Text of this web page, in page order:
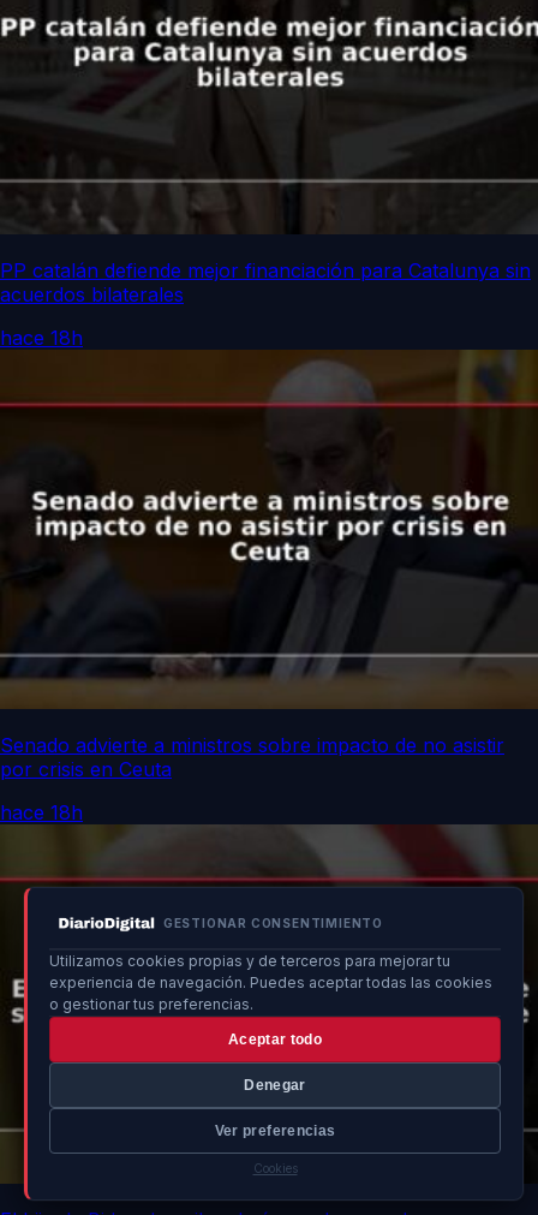
GESTIONAR CONSENTIMIENTO
Utilizamos cookies propias y de terceros para mejorar tu
experiencia de navegación. Puedes aceptar todas las cookies
o gestionar tus preferencias.
Aceptar todo
Denegar
Ver preferencias
Cookies
PP catalán defiende mejor financiación para Catalunya sin
acuerdos bilaterales
hace 18h
Senado advierte a ministros sobre impacto de no asistir
por crisis en Ceuta
hace 18h